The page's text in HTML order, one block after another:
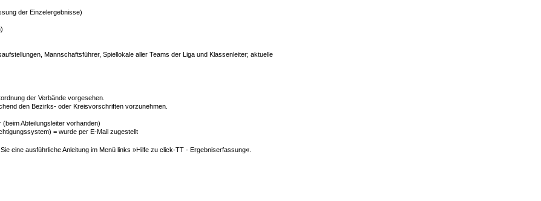
der Einzelergebnisse)
Mannschaftsführer, Spiellokale aller Teams der Liga und Klassenleiter; aktuelle
der Verbände vorgesehen.
den Bezirks- oder Kreisvorschriften vorzunehmen.
Abteilungsleiter vorhanden)
= wurde per E-Mail zugestellt
eine ausführliche Anleitung im Menü links »Hilfe zu click-TT - Ergebniserfassung«.